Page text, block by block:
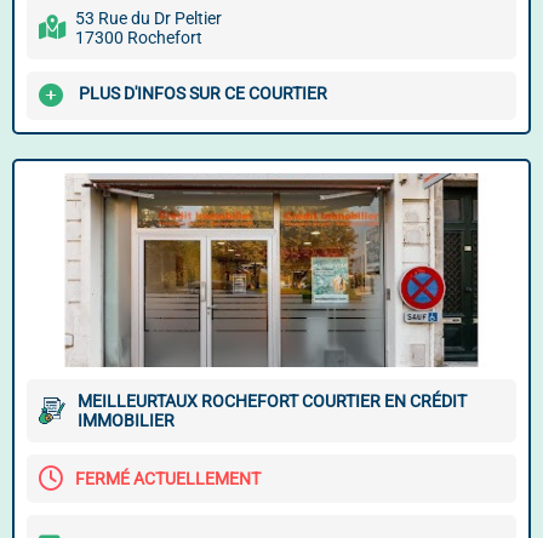
53 Rue du Dr Peltier
17300 Rochefort
PLUS D'INFOS SUR CE COURTIER
MEILLEURTAUX ROCHEFORT COURTIER EN CRÉDIT
IMMOBILIER
FERMÉ ACTUELLEMENT